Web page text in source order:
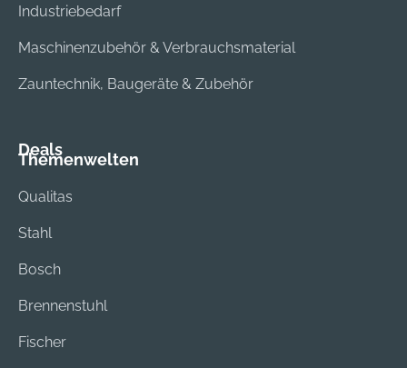
Industriebedarf
Maschinenzubehör & Verbrauchsmaterial
Zauntechnik, Baugeräte & Zubehör
Deals
Themenwelten
Qualitas
Stahl
Bosch
Brennenstuhl
Fischer